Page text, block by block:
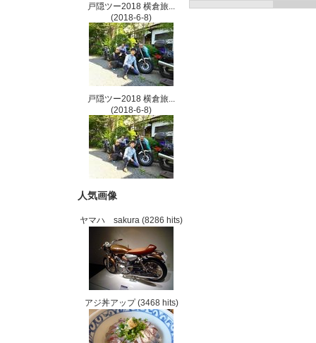
戸隠ツー2018 横倉旅...
(2018-6-8)
戸隠ツー2018 横倉旅...
(2018-6-8)
人気画像
ヤマハ sakura (8286 hits)
アジ丼アップ(3468 hits)